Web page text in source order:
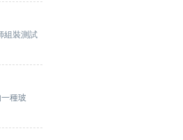
組裝測試
種玻